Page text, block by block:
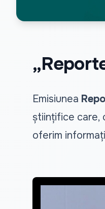
Emisiunea
științifice care,
oferim